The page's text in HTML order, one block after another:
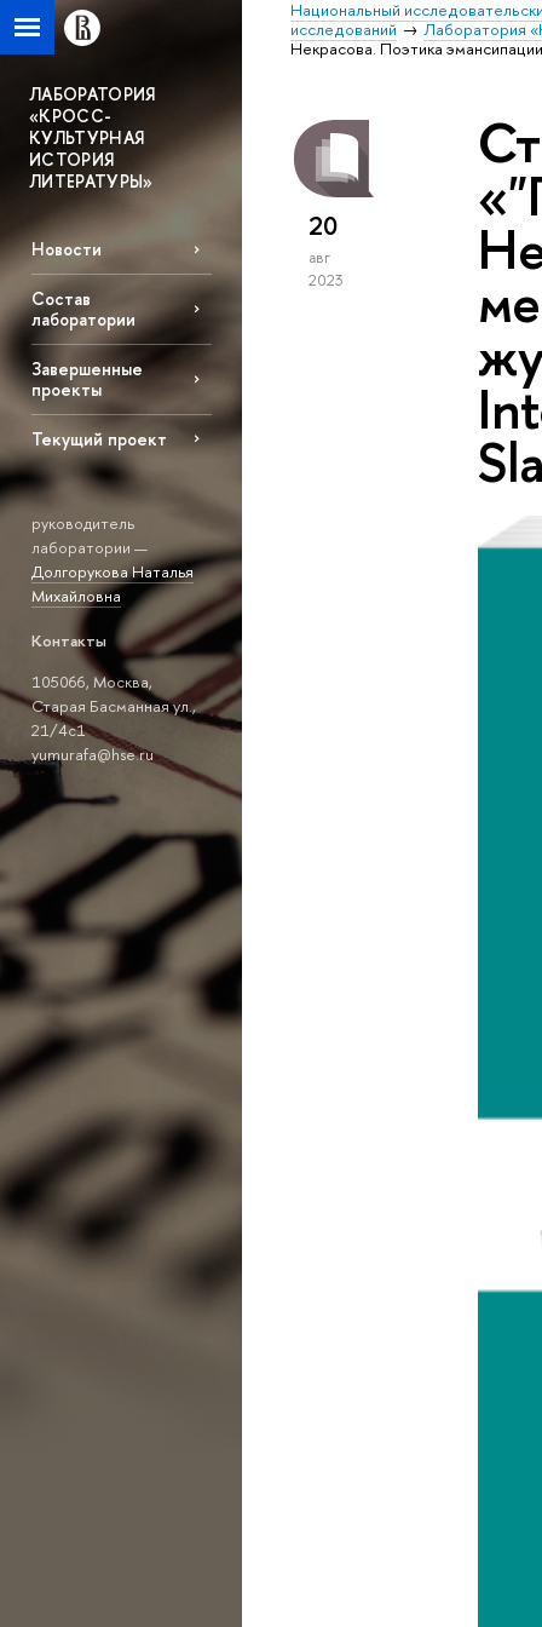
Национальный
исследований
Лаборатория
Некрасова. Поэтика
ЛАБОРАТОРИЯ
«КРОСС-
КУЛЬТУРНАЯ
ИСТОРИЯ
ЛИТЕРАТУРЫ»
Новости
Состав
лаборатории
Завершенные
проекты
Текущий проект
руководитель
лаборатории —
Долгорукова Наталья
Михайловна
Контакты
105066, Москва,
Старая Басманная ул.,
21/4с1
yumurafa@hse.ru
20
авг
2023